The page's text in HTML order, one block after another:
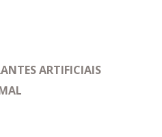
ARTIFICIAIS